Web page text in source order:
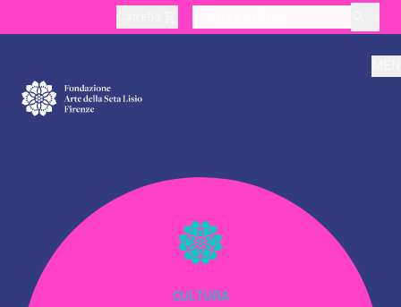
Produzione
Didattica
CULTURA